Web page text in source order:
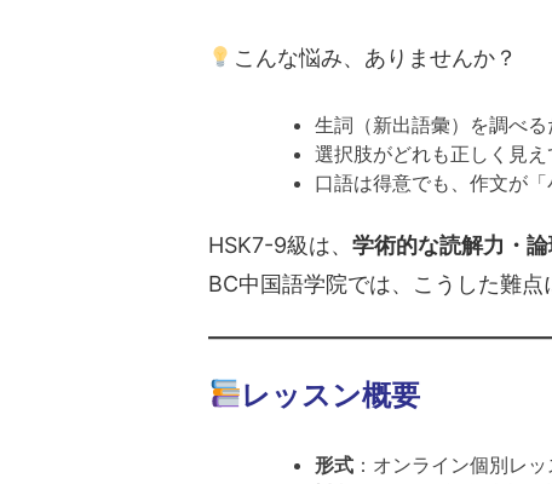
こんな悩み、ありませんか？
生詞（新出語彙）を調べ
選択肢がどれも正しく見
口語は得意でも、作文が
HSK7-9級は、 学術的な読解力・
BC中国語学院では、こうした難点
レッスン概要
形式 ：オンライン個別レ